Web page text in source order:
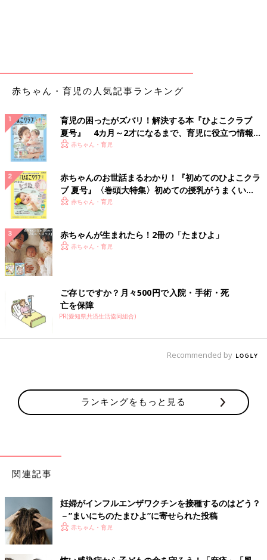
新型コロナウイルス感染症が猛威をふるっている中で、忘れがち
にかかわることのある感染症で、ワクチンが感染率や重症化率を
低下させてくれます。
インフルエンザのワクチンは、6カ月以上であれば、赤ちゃんで
も接種できるので、なるべく接種することをおすすめします。た
だ、1才未満は、ほかの年齢に比べて効果が低いと評価されてい
て、強くはおすすめできません。赤ちゃんが1才未満の場合は、
かかりつけ医と相談し、接種を検討しましょう。1才未満の赤ち
ゃんがいるご家庭では、接種できる大人やきょうだいが接種する
ことで、家庭内での感染を抑えるようにすることが大切です。
接種するタイミングですが、年末年始の流行期の発症を予防する
には、10月ごろを目安に考えればいいと思います。とくに13才
未満の子どもは、免疫獲得に2回接種が必要で、1回だけの接種だ
と、2回接種に比べて感染率や重症化率の低下が少なくなってし
まいます。
とした免疫を獲得する期間を考えると10月、遅くても11月に
文／友利新先生 構成／ひよこクラブ編集部
で、５才までのほとんどの子どもがかかり、国
立感染症研究所（※1）の報告によれば今夏流行
が確認されたそう。
インフルエンザワクチンの接種は、13才未満の子どもの場合、大
人と違って２回の接種が必要です。なるべく早めに予約をして適
切な時期に接種し、子どもをつらい病気から守ってあげたいもの
です。
赤ちゃん・育児の人気記事ランキング
育児の困ったがズバリ！解決する本『ひよこクラブ
夏号』 4カ月～2才になるまで、育児に役立つ情報が
いっぱい！
赤ちゃん・育児
赤ちゃんのお世話まるわかり！『初めてのひよこクラ
ブ 夏号』〈巻頭大特集〉初めての授乳がうまくい
く！ おっぱい・ミルクの基本と夏のトラブル 解決テ
赤ちゃん・育児
赤ちゃんが生まれたら！2冊の「たまひよ」
赤ちゃん・育児
ご存じですか？月々500円で入院・手術・死
亡を保障
PR(愛知県共済生活協同組合)
Recommended by
ランキングをもっと見る
関連記事
妊婦がインフルエンザワクチンを接種するのはどう？
－”まいにちのたまひよ”に寄せられた投稿
赤ちゃん・育児